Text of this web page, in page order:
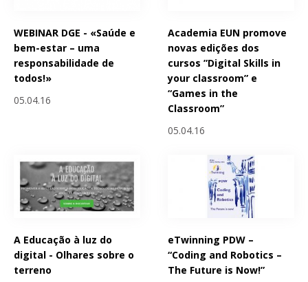
WEBINAR DGE - «Saúde e
bem-estar – uma
responsabilidade de
todos!»
05.04.16
Academia EUN promove
novas edições dos
cursos ”Digital Skills in
your classroom” e
“Games in the
Classroom”
05.04.16
A Educação à luz do
digital - Olhares sobre o
terreno
eTwinning PDW –
“Coding and Robotics –
The Future is Now!”